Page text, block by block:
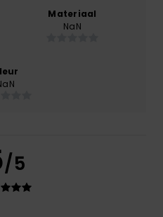
Materiaal
NaN
/5